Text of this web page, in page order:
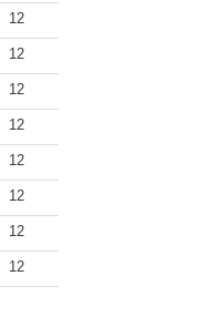
12
12
12
12
12
12
12
12